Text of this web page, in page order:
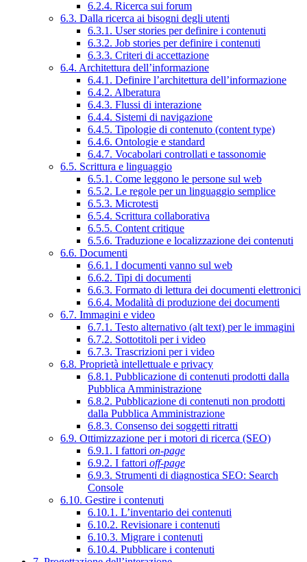
6.2.4. Ricerca sui forum
6.3. Dalla ricerca ai bisogni degli utenti
6.3.1. User stories per definire i contenuti
6.3.2. Job stories per definire i contenuti
6.3.3. Criteri di accettazione
6.4. Architettura dell’informazione
6.4.1. Definire l’architettura dell’informazione
6.4.2. Alberatura
6.4.3. Flussi di interazione
6.4.4. Sistemi di navigazione
6.4.5. Tipologie di contenuto (content type)
6.4.6. Ontologie e standard
6.4.7. Vocabolari controllati e tassonomie
6.5. Scrittura e linguaggio
6.5.1. Come leggono le persone sul web
6.5.2. Le regole per un linguaggio semplice
6.5.3. Microtesti
6.5.4. Scrittura collaborativa
6.5.5. Content critique
6.5.6. Traduzione e localizzazione dei contenuti
6.6. Documenti
6.6.1. I documenti vanno sul web
6.6.2. Tipi di documenti
6.6.3. Formato di lettura dei documenti elettronici
6.6.4. Modalità di produzione dei documenti
6.7. Immagini e video
6.7.1. Testo alternativo (alt text) per le immagini
6.7.2. Sottotitoli per i video
6.7.3. Trascrizioni per i video
6.8. Proprietà intellettuale e privacy
6.8.1. Pubblicazione di contenuti prodotti dalla
Pubblica Amministrazione
6.8.2. Pubblicazione di contenuti non prodotti
dalla Pubblica Amministrazione
6.8.3. Consenso dei soggetti ritratti
6.9. Ottimizzazione per i motori di ricerca (SEO)
6.9.1. I fattori on-page
6.9.2. I fattori off-page
6.9.3. Strumenti di diagnostica SEO: Search
Console
6.10. Gestire i contenuti
6.10.1. L’inventario dei contenuti
6.10.2. Revisionare i contenuti
6.10.3. Migrare i contenuti
6.10.4. Pubblicare i contenuti